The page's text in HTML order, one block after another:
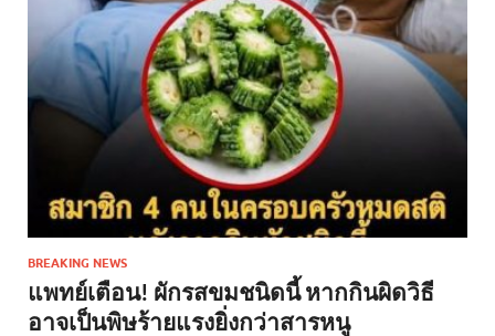
BREAKING NEWS
แพทย์เตือน! ผักรสขมชนิดนี้ หากกินผิดวิธี
อาจเป็นพิษร้ายแรงยิ่งกว่าสารหนู